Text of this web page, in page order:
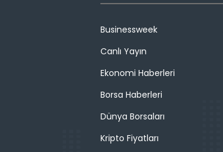
Businessweek
Canlı Yayın
Ekonomi Haberleri
Borsa Haberleri
Dünya Borsaları
Kripto Fiyatları